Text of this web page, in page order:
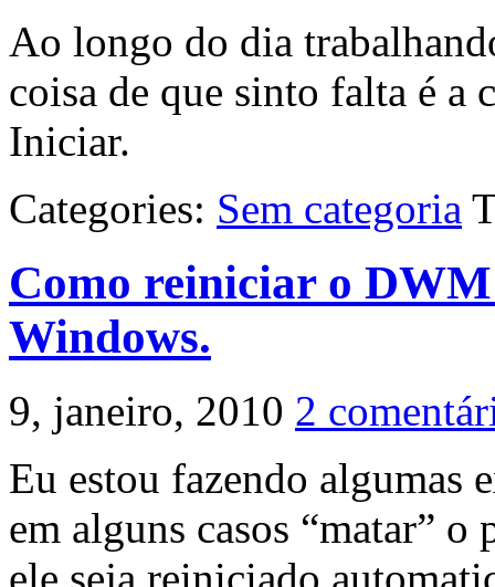
Ao longo do dia
coisa de que sinto falta é a
Iniciar.
Categories: Sem categoria
Como reiniciar o
Windows.
9, janeiro, 2010 2
Eu estou fazendo algumas
em alguns casos “matar”